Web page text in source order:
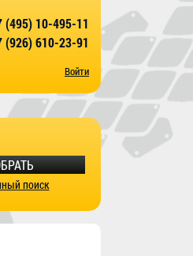
(495) 10-495-11
(926) 610-23-91
Войти
поиск